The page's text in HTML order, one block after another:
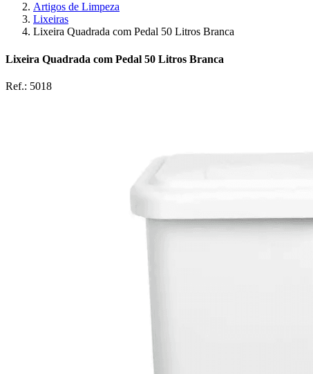
Artigos de Limpeza
Lixeiras
Lixeira Quadrada com Pedal 50 Litros Branca
Lixeira Quadrada com Pedal 50 Litros Branca
Ref.: 5018